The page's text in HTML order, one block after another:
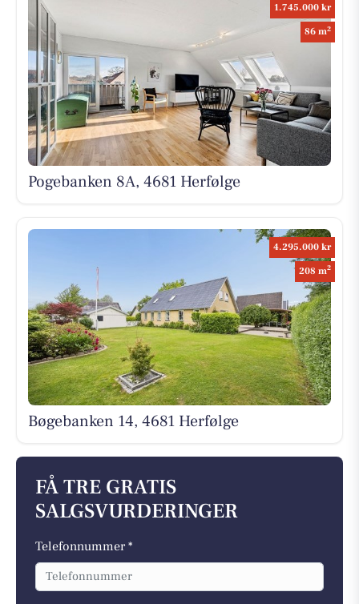
1.745.000 kr
86 m2
Pogebanken 8A, 4681 Herfølge
4.295.000 kr
208 m2
Bøgebanken 14, 4681 Herfølge
FÅ TRE GRATIS
SALGSVURDERINGER
Telefonnummer *